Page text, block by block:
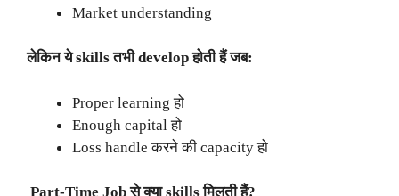
Market understanding
लेकिन ये skills तभी develop होती हैं जब:
Proper learning हो
Enough capital हो
Loss handle करने की capacity हो
Part-Time Job से क्या skills मिलती हैं?